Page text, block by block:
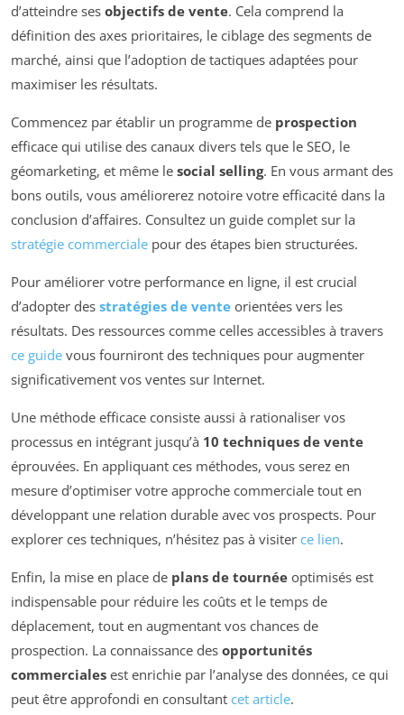
d’atteindre ses objectifs de vente. Cela comprend la
définition des axes prioritaires, le ciblage des segments de
marché, ainsi que l’adoption de tactiques adaptées pour
maximiser les résultats.
Commencez par établir un programme de prospection
efficace qui utilise des canaux divers tels que le SEO, le
géomarketing, et même le social selling. En vous armant des
bons outils, vous améliorerez notoire votre efficacité dans la
conclusion d’affaires. Consultez un guide complet sur la
stratégie commerciale pour des étapes bien structurées.
Pour améliorer votre performance en ligne, il est crucial
d’adopter des stratégies de vente orientées vers les
résultats. Des ressources comme celles accessibles à travers
ce guide vous fourniront des techniques pour augmenter
significativement vos ventes sur Internet.
Une méthode efficace consiste aussi à rationaliser vos
processus en intégrant jusqu’à 10 techniques de vente
éprouvées. En appliquant ces méthodes, vous serez en
mesure d’optimiser votre approche commerciale tout en
développant une relation durable avec vos prospects. Pour
explorer ces techniques, n’hésitez pas à visiter ce lien.
Enfin, la mise en place de plans de tournée optimisés est
indispensable pour réduire les coûts et le temps de
déplacement, tout en augmentant vos chances de
prospection. La connaissance des opportunités
commerciales est enrichie par l’analyse des données, ce qui
peut être approfondi en consultant cet article.